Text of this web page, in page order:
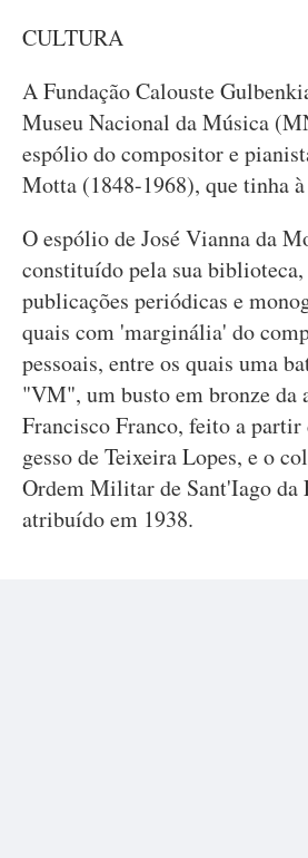
CULTURA
A Fundação Calouste
Museu Nacional da Música
espólio do compositor e
Motta (1848-1968), que tinha à
O espólio de José Vianna da
constituído pela sua
publicações periódicas e
quais com 'marginália' do
pessoais, entre os quais uma
"VM", um busto em bronze da
Francisco Franco, feito a
gesso de Teixeira Lopes, e o
Ordem Militar de Sant'Iago da
atribuído em 1938.